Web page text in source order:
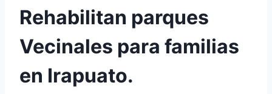
Rehabilitan parques
Vecinales para familias
en Irapuato.